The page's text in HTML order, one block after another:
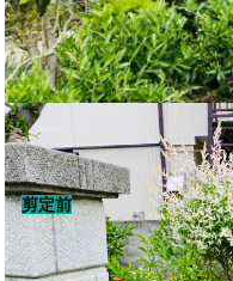
剪定前